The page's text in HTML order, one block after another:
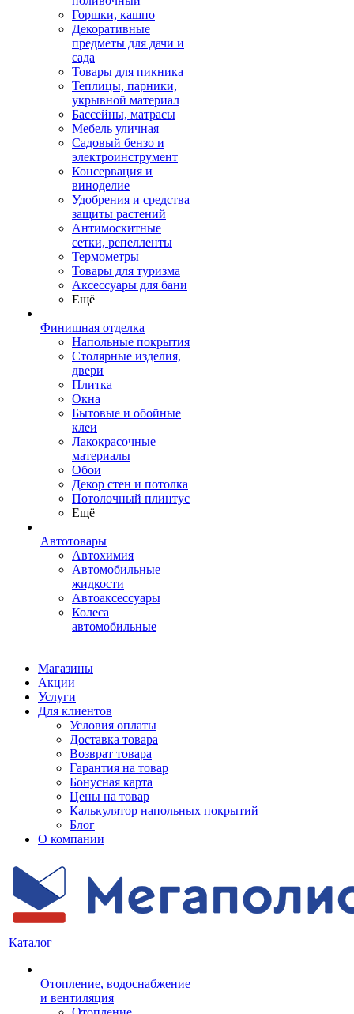
Горшки, кашпо
Декоративные
предметы для дачи и
сада
Товары для пикника
Теплицы, парники,
укрывной материал
Бассейны, матрасы
Мебель уличная
Садовый бензо и
электроинструмент
Консервация и
виноделие
Удобрения и средства
защиты растений
Антимоскитные
сетки, репелленты
Термометры
Товары для туризма
Аксессуары для бани
Ещё
Финишная отделка
Напольные покрытия
Столярные изделия,
двери
Плитка
Окна
Бытовые и обойные
клеи
Лакокрасочные
материалы
Обои
Декор стен и потолка
Потолочный плинтус
Ещё
Автотовары
Автохимия
Автомобильные
жидкости
Автоаксессуары
Колеса
автомобильные
Магазины
Акции
Услуги
Для клиентов
Условия оплаты
Доставка товара
Возврат товара
Гарантия на товар
Бонусная карта
Цены на товар
Калькулятор напольных покрытий
Блог
О компании
Каталог
Отопление, водоснабжение
и вентиляция